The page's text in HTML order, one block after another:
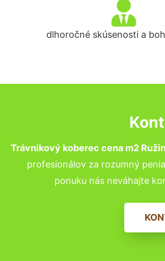
dlhoročné skúsenosti a
Trávnikový koberec cena m2
profesionálov za rozumný
ponuku nás neváhajte